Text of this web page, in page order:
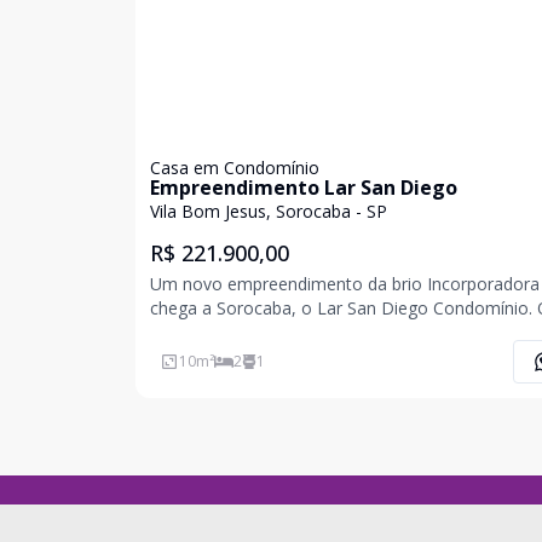
Casa em Condomínio
Empreendimento Lar San Diego
Vila Bom Jesus, Sorocaba - SP
R$ 221.900,00
Um novo empreendimento da brio Incorporadora
chega a Sorocaba, o Lar San Diego Condomínio. O
seu sonho. Situado no bairro Bom Jesus, zona
cidade, o condomínio está próximo à Avenida
10m² 2 1